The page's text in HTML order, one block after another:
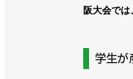
阪大会では
学生が